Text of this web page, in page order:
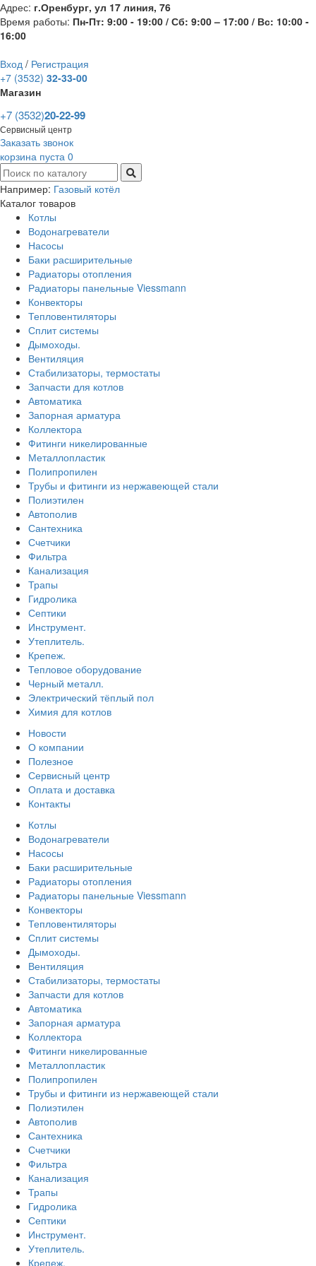
Адрес: г.Оренбург, ул 17 линия, 76
Время работы: Пн-Пт: 9:00 - 19:00 / Сб: 9:00 – 17:00 / Вс: 10:00 -
16:00
Вход / Регистрация
+7 (3532) 32-33-00
Магазин
+7 (3532)20-22-99
Сервисный центр
Заказать звонок
корзина пуста 0
Например: Газовый котёл
Каталог товаров
Котлы
Водонагреватели
Насосы
Баки расширительные
Радиаторы отопления
Радиаторы панельные Viessmann
Конвекторы
Тепловентиляторы
Сплит системы
Дымоходы.
Вентиляция
Стабилизаторы, термостаты
Запчасти для котлов
Автоматика
Запорная арматура
Коллектора
Фитинги никелированные
Металлопластик
Полипропилен
Трубы и фитинги из нержавеющей стали
Полиэтилен
Автополив
Сантехника
Счетчики
Фильтра
Канализация
Трапы
Гидролика
Септики
Инструмент.
Утеплитель.
Крепеж.
Тепловое оборудование
Черный металл.
Электрический тёплый пол
Химия для котлов
Новости
О компании
Полезное
Сервисный центр
Оплата и доставка
Контакты
Котлы
Водонагреватели
Насосы
Баки расширительные
Радиаторы отопления
Радиаторы панельные Viessmann
Конвекторы
Тепловентиляторы
Сплит системы
Дымоходы.
Вентиляция
Стабилизаторы, термостаты
Запчасти для котлов
Автоматика
Запорная арматура
Коллектора
Фитинги никелированные
Металлопластик
Полипропилен
Трубы и фитинги из нержавеющей стали
Полиэтилен
Автополив
Сантехника
Счетчики
Фильтра
Канализация
Трапы
Гидролика
Септики
Инструмент.
Утеплитель.
Крепеж.